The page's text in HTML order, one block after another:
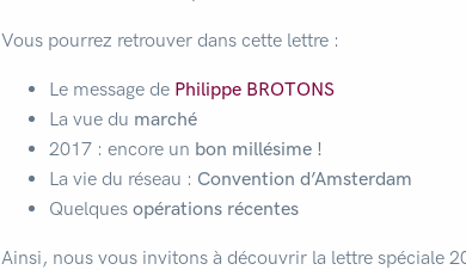
Vous pourrez retrouver dans cette lettre :
Le message de Philippe BROTONS
La vue du marché
2017 : encore un bon millésime !
La vie du réseau : Convention d’Amsterdam
Quelques opérations récentes
Ainsi, nous vous invitons à découvrir la lettre spéciale